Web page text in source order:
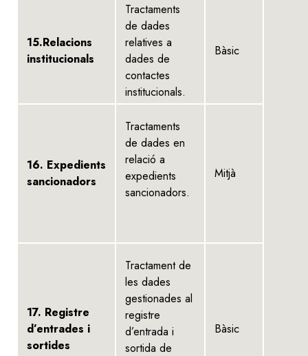
15.Relacions
institucionals
Tractaments
de dades
relatives a
dades de
contactes
institucionals.
Bàsic
16. Expedients
sancionadors
Tractaments
de dades en
relació a
expedients
sancionadors.
Mitjà
17. Registre
d’entrades i
sortides
Tractament de
les dades
gestionades al
registre
d’entrada i
sortida de
Bàsic